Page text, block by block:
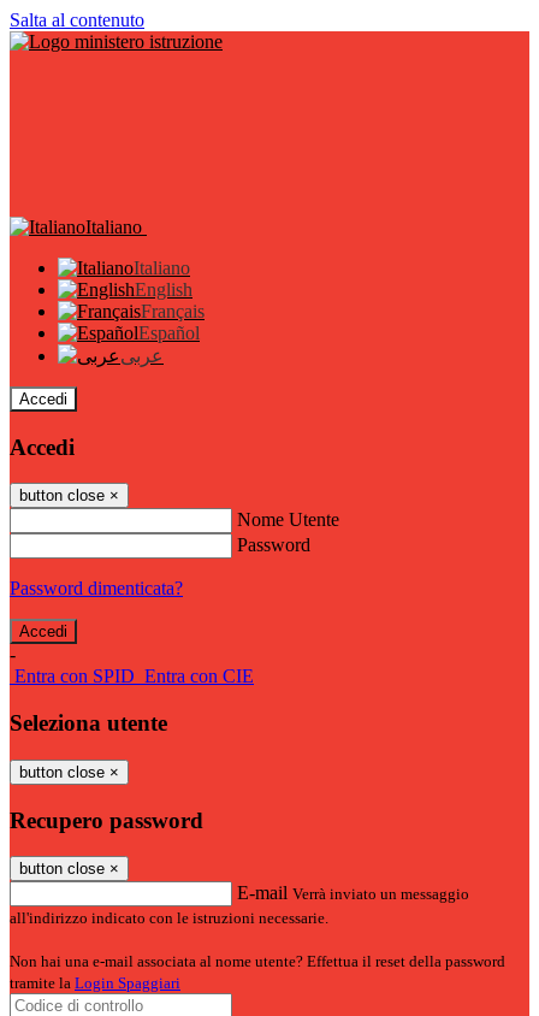
Salta al contenuto
Italiano
Italiano
English
Français
Español
عربى
Accedi
Accedi
button close ×
Nome Utente
Password
Password dimenticata?
-
Entra con SPID Entra con CIE
Seleziona utente
button close ×
Recupero password
button close ×
E-mail Verrà inviato un messaggio
all'indirizzo indicato con le istruzioni necessarie.
Non hai una e-mail associata al nome utente? Effettua il reset della password
tramite la Login Spaggiari